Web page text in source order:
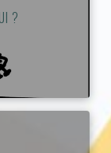
?